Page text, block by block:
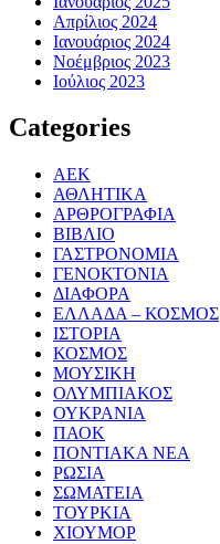
Απρίλιος 2024
Ιανουάριος 2024
Νοέμβριος 2023
Ιούλιος 2023
Categories
ΑΕΚ
ΑΘΛΗΤΙΚΑ
ΑΡΘΡΟΓΡΑΦΙΑ
ΒΙΒΛΙΟ
ΓΑΣΤΡΟΝΟΜΙΑ
ΓΕΝΟΚΤΟΝΙΑ
ΔΙΑΦΟΡΑ
ΕΛΛΑΔΑ – ΚΟΣΜΟΣ
ΙΣΤΟΡΙΑ
ΚΟΣΜΟΣ
ΜΟΥΣΙΚΗ
ΟΛΥΜΠΙΑΚΟΣ
ΟΥΚΡΑΝΙΑ
ΠΑΟΚ
ΠΟΝΤΙΑΚΑ ΝΕΑ
ΡΩΣΙΑ
ΣΩΜΑΤΕΙΑ
ΤΟΥΡΚΙΑ
ΧΙΟΥΜΟΡ